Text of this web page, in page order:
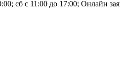
сб с 11:00 до 17:00; Онлайн